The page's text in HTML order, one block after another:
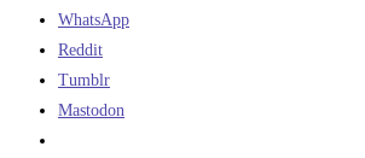
WhatsApp
Reddit
Tumblr
Mastodon